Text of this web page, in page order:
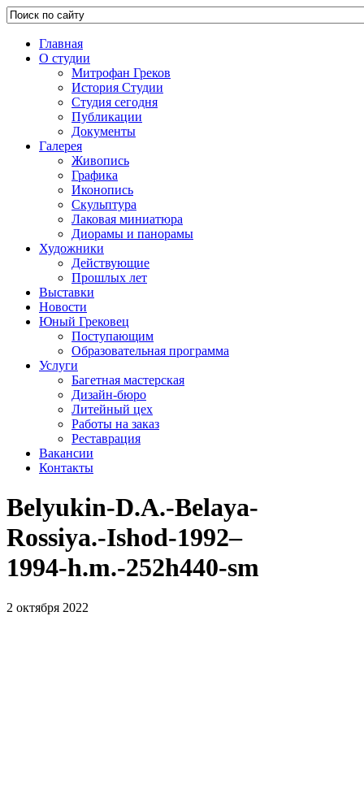
Главная
О студии
Митрофан Греков
История Студии
Студия сегодня
Публикации
Документы
Галерея
Живопись
Графика
Иконопись
Скульптура
Лаковая миниатюра
Диорамы и панорамы
Художники
Действующие
Прошлых лет
Выставки
Новости
Юный Грековец
Поступающим
Образовательная программа
Услуги
Багетная мастерская
Дизайн-бюро
Литейный цех
Работы на заказ
Реставрация
Вакансии
Контакты
Belyukin‑D.A.-Belaya-
Rossiya.-Ishod-1992–
1994‑h.m.-252h440-sm
2 октября 2022